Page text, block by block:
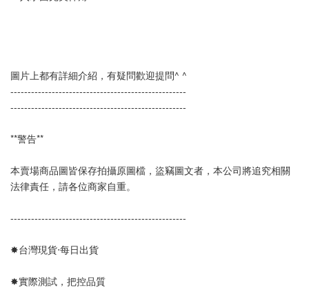
圖片上都有詳細介紹，有疑問歡迎提問^ ^
---------------------------------------------------
---------------------------------------------------
**警告**
本賣場商品圖皆保存拍攝原圖檔，盜竊圖文者，本公司將追究相關
法律責任，請各位商家自重。
---------------------------------------------------
✸台灣現貨‧每日出貨
✸實際測試，把控品質